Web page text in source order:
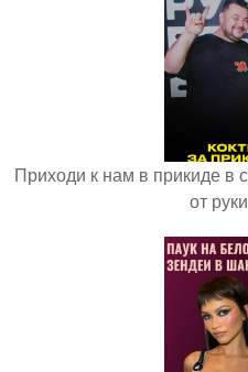
Приходи к нам в прикиде в
от